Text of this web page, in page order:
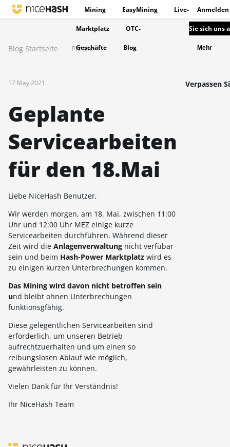
Mining EasyMining Live-
Marktplatz OTC-
Geschäfte Blog
Anmelden
Sie sich uns
Mehr
Blog Startseite Presse
17 May 2021
Geplante
Servicearbeiten
für den 18.Mai
Liebe NiceHash Benutzer,
Wir werden morgen, am 18. Mai, zwischen 11:00
Uhr und 12:00 Uhr MEZ einige kurze
Servicearbeiten durchführen. Während dieser
Zeit wird die Anlagenverwaltung nicht verfübar
sein und beim Hash-Power Marktplatz wird es
zu einigen kurzen Unterbrechungen kommen.
Das Mining wird davon nicht betroffen sein
und bleibt ohnen Unterbrechungen
funktionsgfähig.
Diese gelegentlichen Servicearbeiten sind
erforderlich, um unseren Betrieb
aufrechtzuerhalten und um einen so
reibungslosen Ablauf wie möglich,
gewährleisten zu können.
Vielen Dank für Ihr Verständnis!
Ihr NiceHash Team
Verpassen